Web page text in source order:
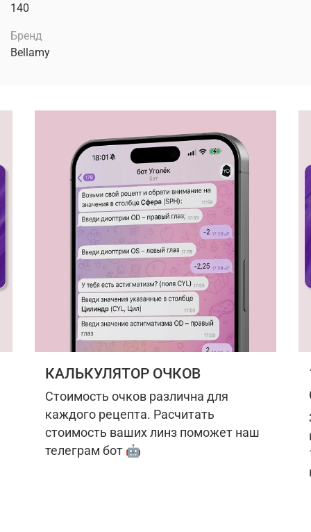
140
Бренд
Bellamy
КАЛЬКУЛЯТОР ОЧКОВ
Стоимость очков различна для
каждого рецепта. Расчитать
стоимость ваших линз поможет наш
телеграм бот 🤖